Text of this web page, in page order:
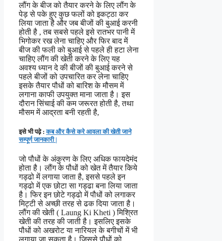
लौंग के बीज को तैयार करने के लिए लौंग के
पेड़ से पके हुए कुछ फलों को इकट्ठा कर
लिया जाता है और जब बीजों की बुआई करनी
होती है , तब सबसे पहले इसे रातभर पानी में
भिगोकर रख लेना चाहिए और फिर बाद में
बीज की फली को बुआई से पहले ही हटा लेना
चाहिए लौंग की खेती करने के लिए यह
अवश्य ध्यान दे की बीजों की बुआई करने से
पहले बीजों को उपचारित कर लेना चाहिए
इसके तैयार पौधों को बारिश के मौसम में
लगाना काफी उपयुक्त माना जाता है। इस
दौरान सिंचाई की कम जरूरत होती है, तथा
मौसम में आद्रता बनी रहती है,
इसे भी पढ़े :कब और कैसे करे आवला की खेती जाने
सम्पूर्ण जानकारी |
जो पौधों के अंकुरण के लिए अधिक फायदेमंद
होता है। लौंग के पौधों को खेत में तैयार किये
गड्ढो में लगाया जाता है, इससे पहले इन
गड्ढो में एक छोटा सा गड्ढा बना लिया जाता
है। फिर इन छोटे गड्ढो में पौधों को लगाकर
मिट्टी से अच्छी तरह से ढक दिया जाता है।
लौंग की खेती ( Laung Ki Kheti ) मिश्रित
खेती की तरह की जाती है। इसलिए इसके
पौधों को अखरोट या नारियल के बगीचों में भी
लगाया जा सकता है। जिससे पौधों को